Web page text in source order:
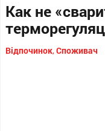
Как не
Відпочинок,Споживач